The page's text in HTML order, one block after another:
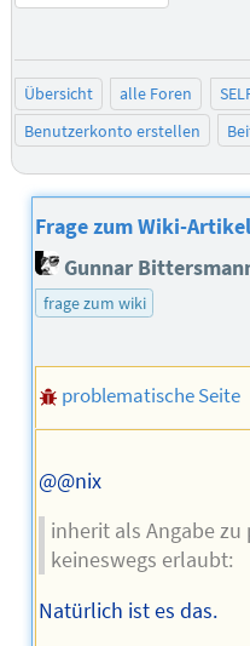
Übersicht alle Foren
Benutzerkonto erstellen
Frage zum Wiki-
Gunnar
frage zum wiki
problematische Seite
@@nix
inherit als Angabe
keineswegs erlaubt:
Natürlich ist es das.